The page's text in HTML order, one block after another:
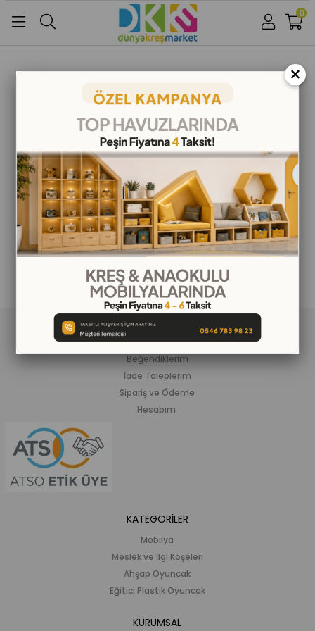
Google İle Bağlan
0
ALIŞVERİŞ BİLGİLERİ
Siparişlerim
Beğendiklerim
İade Taleplerim
Sipariş ve Ödeme
Hesabım
KATEGORİLER
Mobilya
Meslek ve İlgi Köşeleri
Ahşap Oyuncak
Eğitici Plastik Oyuncak
KURUMSAL
×